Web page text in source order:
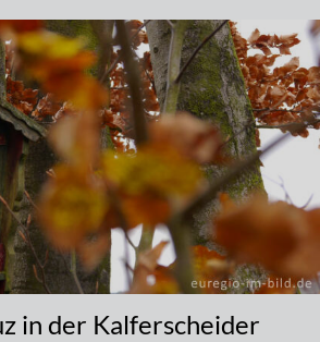
in der Kalferscheider